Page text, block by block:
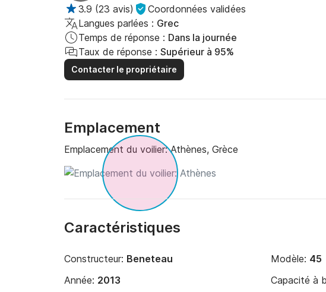
3.9 (23 avis)
Coordonnées validées
Langues parlées : Grec
Temps de réponse : Dans la journée
Taux de réponse : Supérieur à 95%
Contacter le propriétaire
Emplacement
Emplacement du voilier:Athènes, Grèce
Caractéristiques
Constructeur: Beneteau Modèle: 45
Année: 2013 Capacité à